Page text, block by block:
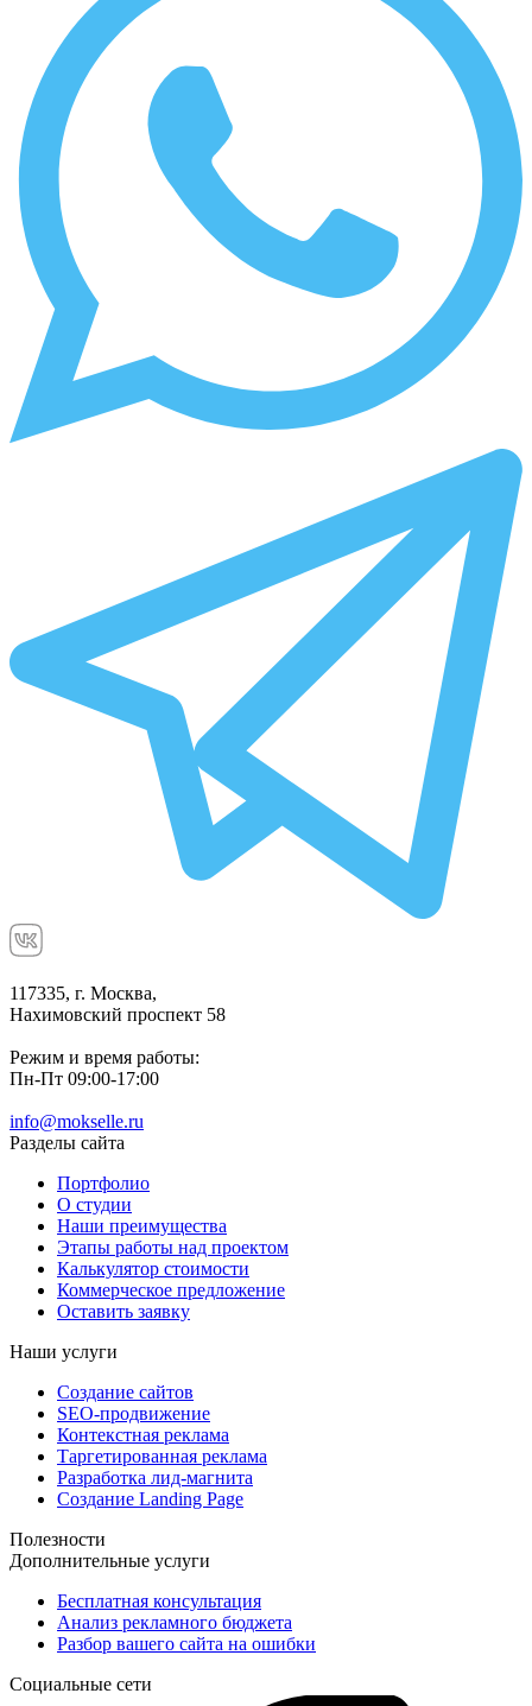
117335, г. Москва,
Нахимовский проспект 58
Режим и время работы:
Пн-Пт 09:00-17:00
info@mokselle.ru
Разделы сайта
Портфолио
О студии
Наши преимущества
Этапы работы над проектом
Калькулятор стоимости
Коммерческое предложение
Оставить заявку
Наши услуги
Создание сайтов
SEO-продвижение
Контекстная реклама
Таргетированная реклама
Разработка лид-магнита
Создание Landing Page
Полезности
Дополнительные услуги
Бесплатная консультация
Анализ рекламного бюджета
Разбор вашего сайта на ошибки
Социальные сети